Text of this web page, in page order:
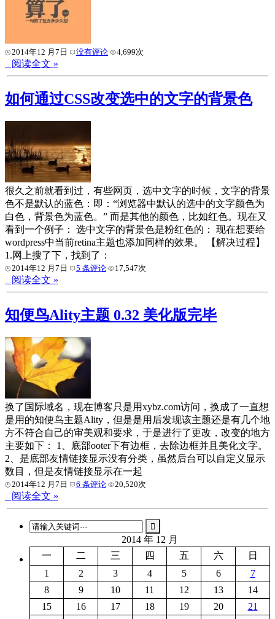
2014年12 月7日 没有评论 4,699次
阅读全文 »
如何通过CSS改变选中的文字的背景色
很久之前就看到过，有些网页，选中文字的时候，文字的背景
色不是默认的蓝色：即：“浏览器中默认的选中的文字颜色为
白色，背景色为蓝色。” 而是其他的颜色，比如红色。现在又
看到一个例子： 选中文字的背景色是粉红色的： 现在想要给
wordpress中当前retina主题也添加同样的效果。 【解决过程】
1.网上搜了下，找到了：
2014年12 月7日 5 条评论 17,547次
阅读全文 »
知便鸟Ality主题 0.32 美化版完毕
换了国际域名，现在博客只是用xybz.com访问，换成了一直想
是用的知便鸟主题Ality，但是是用后发现该主题还是有几个地
方不符合自己的审美观和要求，于是进行了更改，改变的地方
主要如下： 1、底部ooter下有边框，去除边框并且美化文字。
2、是底部友情链接显示没有分类，虽然后台可以自定义显示
数目，但是友情链接显示在一起
2014年12 月7日 6 条评论 20,520次
阅读全文 »
2014 年 12 月
一
二 三 四 五 六
日
1
2 3 4 5 6
7
8
9 10 11 12 13
14
15
16 17 18 19 20
21